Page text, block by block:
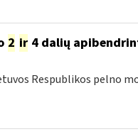
2 ir4 dalių
Respublikos pelno